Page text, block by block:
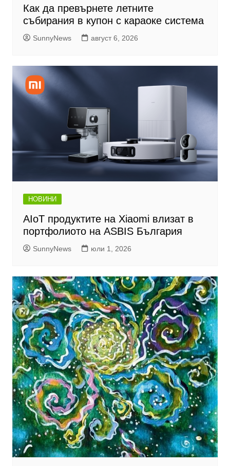
Как да превърнете летните
събирания в купон с караоке система
SunnyNews август 6, 2026
НОВИНИ
AIoT продуктите на Xiaomi влизат в
портфолиото на ASBIS България
SunnyNews юли 1, 2026